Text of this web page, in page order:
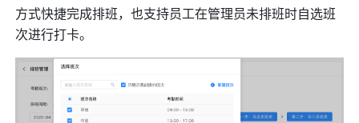
方式快捷完成排班，也支持员工在管理员未排班时自选班
次进行打卡。